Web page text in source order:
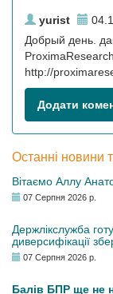
yurist
Добрый день.
ProximaResearch
http://
Додати
Останні новини
Вітаємо Аллу
07 Серпня 2026 р.
Держлікслужба
диверсифікації
07 Серпня 2026 р.
Балів БПР ще не